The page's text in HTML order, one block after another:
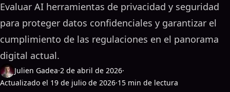
Evaluar AI herramientas de privacidad y seguridad
para proteger datos confidenciales y garantizar el
cumplimiento de las regulaciones en el panorama
digital actual.
Julien Gadea·2 de abril de 2026·
Actualizado el 19 de julio de 2026·15 min de lectura